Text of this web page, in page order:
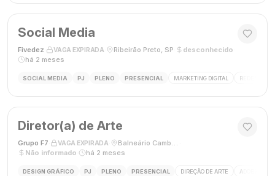
Social Media
Fivedez VAGA EXPIRADA Ribeirão Preto, SP desconhecido
há 2 meses
SOCIAL MEDIA PJ PLENO PRESENCIAL MARKETING DIGITAL REDES
Diretor(a) de Arte
Grupo F7 VAGA EXPIRADA Balneário Camboriú, SC, Brasil
Não informado
há 2 meses
DESIGN GRÁFICO PJ PLENO PRESENCIAL DIREÇÃO DE ARTE ADOBE